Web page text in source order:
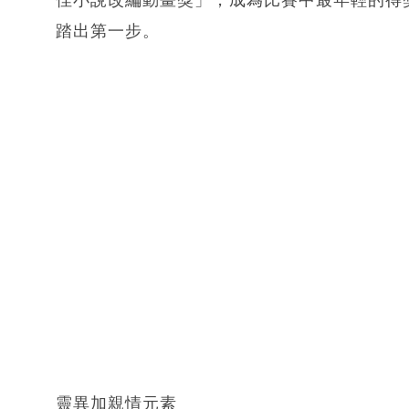
踏出第一步。
靈異加親情元素